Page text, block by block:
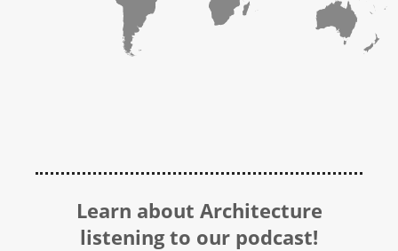
Learn about Architecture
listening to our podcast!